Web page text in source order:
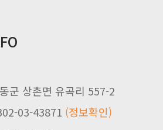
군 상촌면 유곡리 557-2
03-43871 (정보확인)